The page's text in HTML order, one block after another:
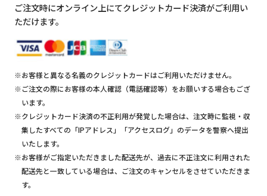
ご注文時にオンライン上にてクレジットカード決済がご利用い
ただけます。
※お客様と異なる名義のクレジットカードはご利用いただけません。
※ご注文の際にお客様の本人確認（電話確認等）をお願いする場合もござ
います。
※クレジットカード決済の不正利用が発覚した場合は、注文時に監視・収
集したすべての「IPアドレス」「アクセスログ」のデータを警察へ提出
いたします。
※お客様がご指定いただきました配送先が、過去に不正注文に利用された
配送先と一致している場合は、ご注文のキャンセルをさせていただきま
す。